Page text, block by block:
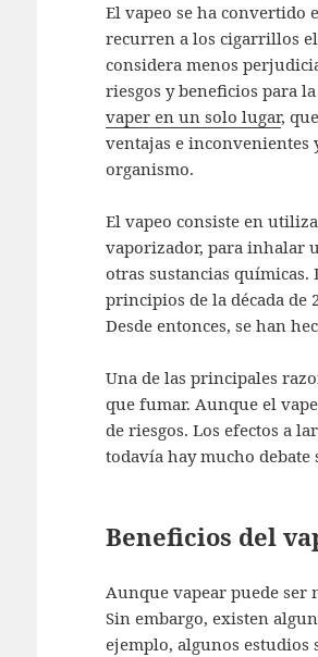
El vapeo se ha convertido
recurren a los cigarrillos
considera menos
riesgos y beneficios para
vaper en un solo lugar,
ventajas e inconvenientes
organismo.
El vapeo consiste en
vaporizador, para inhalar
otras sustancias
principios de la década de
Desde entonces, se han
Una de las principales
que fumar. Aunque el
de riesgos. Los efectos a
todavía hay mucho debate
Beneficios del
Aunque vapear puede ser
Sin embargo, existen
ejemplo, algunos estudios